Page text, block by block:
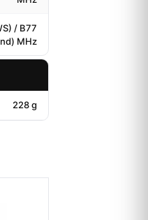
/ B77
MHz
228 g